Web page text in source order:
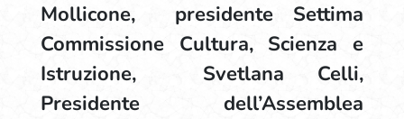
Mollicone, presidente Settima
Commissione Cultura, Scienza e
Istruzione, Svetlana Celli,
Presidente dell’Assemblea